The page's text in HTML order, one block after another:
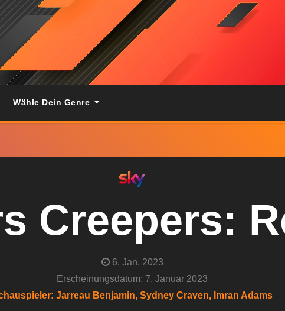
Wähle Dein Genre
Creepers:
6. Jan. 2023
Erscheinungsdatum: 7. Januar 2023
Jarreau Benjamin, Sydney Craven, Imran Adams